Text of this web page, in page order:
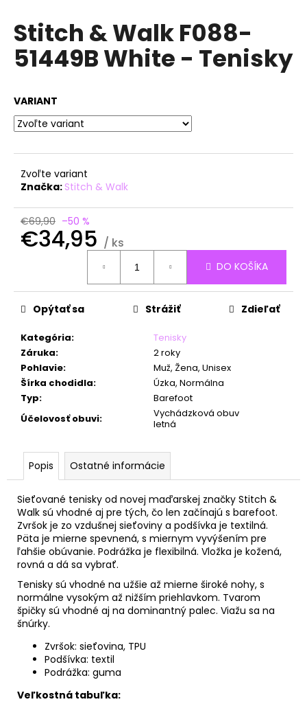
Stitch & Walk F088-
51449B White - Tenisky
VARIANT
Zvoľte variant
Značka: Stitch & Walk
€69,90 –50 %
€34,95 / ks
DO KOŠÍKA
Kategória:
Tenisky
Záruka:
2 roky
Pohlavie:
Muž, Žena, Unisex
Šírka chodidla:
Úzka, Normálna
Typ:
Barefoot
Účelovosť obuvi:
Vychádzková obuv
letná
Opýtať sa Strážiť Zdieľať
Popis Ostatné informácie
Sieťované tenisky od novej maďarskej značky Stitch &
Walk sú vhodné aj pre tých, čo len začínajú s barefoot.
Zvršok je zo vzdušnej sieťoviny a podšívka je textilná.
Päta je mierne spevnená, s miernym vyvýšením pre
ľahšie obúvanie. Podrážka je flexibilná. Vložka je kožená,
rovná a dá sa vybrať.
Tenisky sú vhodné na užšie až mierne široké nohy, s
normálne vysokým až nižším priehlavkom. Tvarom
špičky sú vhodné aj na dominantný palec. Viažu sa na
šnúrky.
Zvršok: sieťovina, TPU
Podšívka: textil
Podrážka: guma
Veľkostná tabuľka:
j
s
ť
O
d
ú
č
m
e